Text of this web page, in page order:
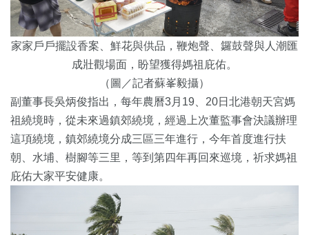
家家戶戶擺設香案、鮮花與供品，鞭炮聲、鑼鼓聲與人潮匯
成壯觀場面，盼望獲得媽祖庇佑。
（圖／記者蘇峯毅攝）
副董事長吳炳俊指出，每年農曆3月19、20日北港朝天宮媽
祖繞境時，從未來過鎮郊繞境，經過上次董監事會決議辦理
這項繞境，鎮郊繞境分成三區三年進行，今年首度進行扶
朝、水埔、樹腳等三里，等到第四年再回來巡境，祈求媽祖
庇佑大家平安健康。